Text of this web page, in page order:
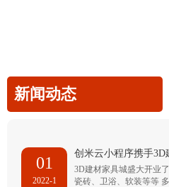
新闻动态
01
2022-1
创米云小程序携手3D
3D建材家具城盛大开业
瓷砖、卫浴、软装等等